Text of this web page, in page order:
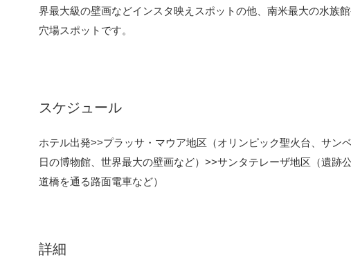
界最大級の壁画などインスタ映えスポットの他、南米最大の水族
穴場スポットです。
​スケジュール
ホテル出発>>プラッサ・マウア地区（オリンピック聖火台、サン
日の博物館、世界最大の壁画など）>>サンタテレーザ地区（遺跡
道橋を通る路面電車など）
詳細